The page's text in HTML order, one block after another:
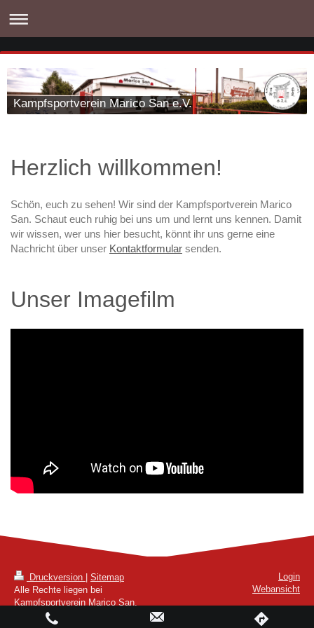
Kampfsportverein Marico San e.V.
Herzlich willkommen!
Schön, euch zu sehen! Wir sind der Kampfsportverein Marico
San. Schaut euch ruhig bei uns um und lernt uns kennen. Damit
wir wissen, wer uns hier besucht, könnt ihr uns gerne eine
Nachricht über unser Kontaktformular senden.
Unser Imagefilm
Druckversion
Sitemap
Alle Rechte liegen bei
Kampfsportverein Marico San,
Elxleben
Login
Webansicht